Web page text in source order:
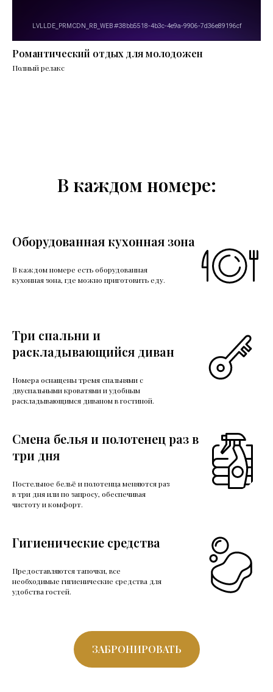
Романтический отдых для молодожен
Полный релакс
В каждом номере:
Оборудованная кухонная зона
В каждом номере есть оборудованная
кухонная зона, где можно приготовить еду.
Три спальни и
раскладывающийся диван
Номера оснащены тремя спальнями с
двуспальными кроватями и удобным
раскладывающимся диваном в гостиной.
Смена белья и полотенец раз в
три дня
Постельное бельё и полотенца меняются раз
в три дня или по запросу, обеспечивая
чистоту и комфорт.
Гигиенические средства
Предоставляются тапочки, все
необходимые гигиенические средства для
удобства гостей.
ЗАБРОНИРОВАТЬ